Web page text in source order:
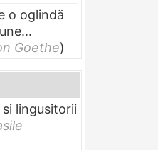
o oglindă
Goethe)
lingusitorii